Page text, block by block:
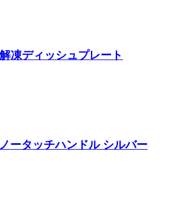
凍ディッシュプレート
ータッチハンドル シルバー